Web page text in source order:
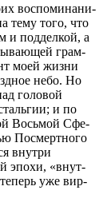
вос­по­ми­на­ни­
тему того, что
и под­дел­кой, а
грам­
моей жиз­ни
небо. Но
голо­вой
и по
Вось­мой Сфе­
Посмерт­но­го
внут­ри
эпо­хи, «внут­
теперь уже вир­